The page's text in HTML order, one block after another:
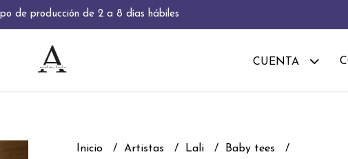
de producción de 2 a 8 días hábiles
CUENTA
Inicio Artistas Lali
Baby tees